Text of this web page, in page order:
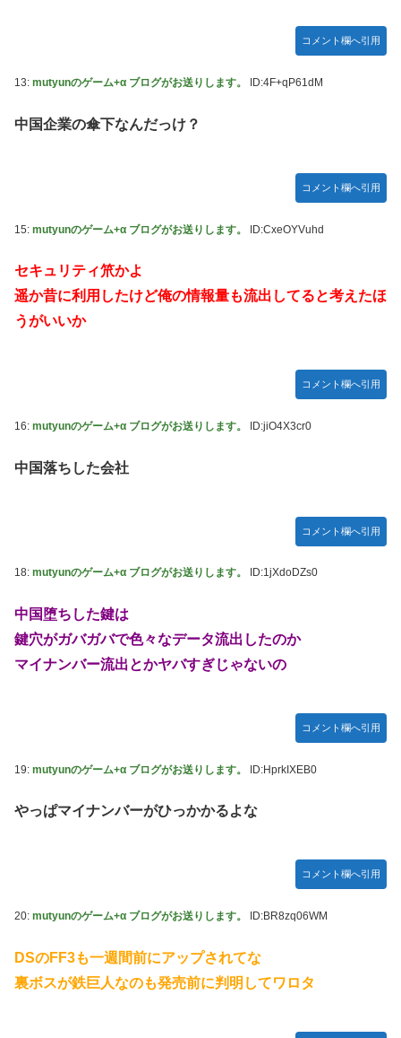
コメント欄へ引用
13: mutyunのゲーム+α ブログがお送りします。 ID:4F+qP61dM
中国企業の傘下なんだっけ？
コメント欄へ引用
15: mutyunのゲーム+α ブログがお送りします。 ID:CxeOYVuhd
セキュリティ笊かよ
遥か昔に利用したけど俺の情報量も流出してると考えたほ
うがいいか
コメント欄へ引用
16: mutyunのゲーム+α ブログがお送りします。 ID:jiO4X3cr0
中国落ちした会社
コメント欄へ引用
18: mutyunのゲーム+α ブログがお送りします。 ID:1jXdoDZs0
中国堕ちした鍵は
鍵穴がガバガバで色々なデータ流出したのか
マイナンバー流出とかヤバすぎじゃないの
コメント欄へ引用
19: mutyunのゲーム+α ブログがお送りします。 ID:HprkIXEB0
やっぱマイナンバーがひっかかるよな
コメント欄へ引用
20: mutyunのゲーム+α ブログがお送りします。 ID:BR8zq06WM
DSのFF3も一週間前にアップされてな
裏ボスが鉄巨人なのも発売前に判明してワロタ